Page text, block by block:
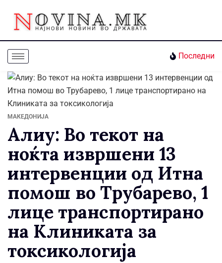
Последни
МАКЕДОНИЈА
Алиу: Во текот на
ноќта извршени 13
интервенции од Итна
помош во Трубарево, 1
лице транспортирано
на Клиниката за
токсикологија